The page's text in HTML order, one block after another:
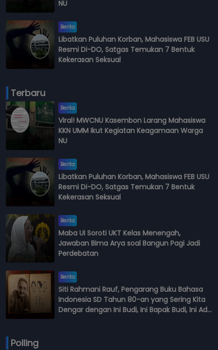
NU
Berita
Libatkan Puluhan Korban, Mahasiswa FEB USU
Resmi Di-DO, Satgas Temukan 7 Bentuk
Kekerasan Seksual
Terbaru
Berita
Viral! MWCNU Kasembon Larang Mahasiswa
KKN UMM Ikut Kegiatan Keagamaan Warga
NU
Berita
Libatkan Puluhan Korban, Mahasiswa FEB USU
Resmi Di-DO, Satgas Temukan 7 Bentuk
Kekerasan Seksual
Berita
Maba UI Soroti UKT Kelas Menengah,
Jawaban Bima Arya soal Bangun Pagi Jadi
Perdebatan
Berita
Siti Rahmani Rauf, Pengarang Buku Bahasa
Indonesia SD Tahun 80-an yang Sering Kita
Dengar dengan Ini Budi, Ini Bapak Budi, Ini Adik
Polling